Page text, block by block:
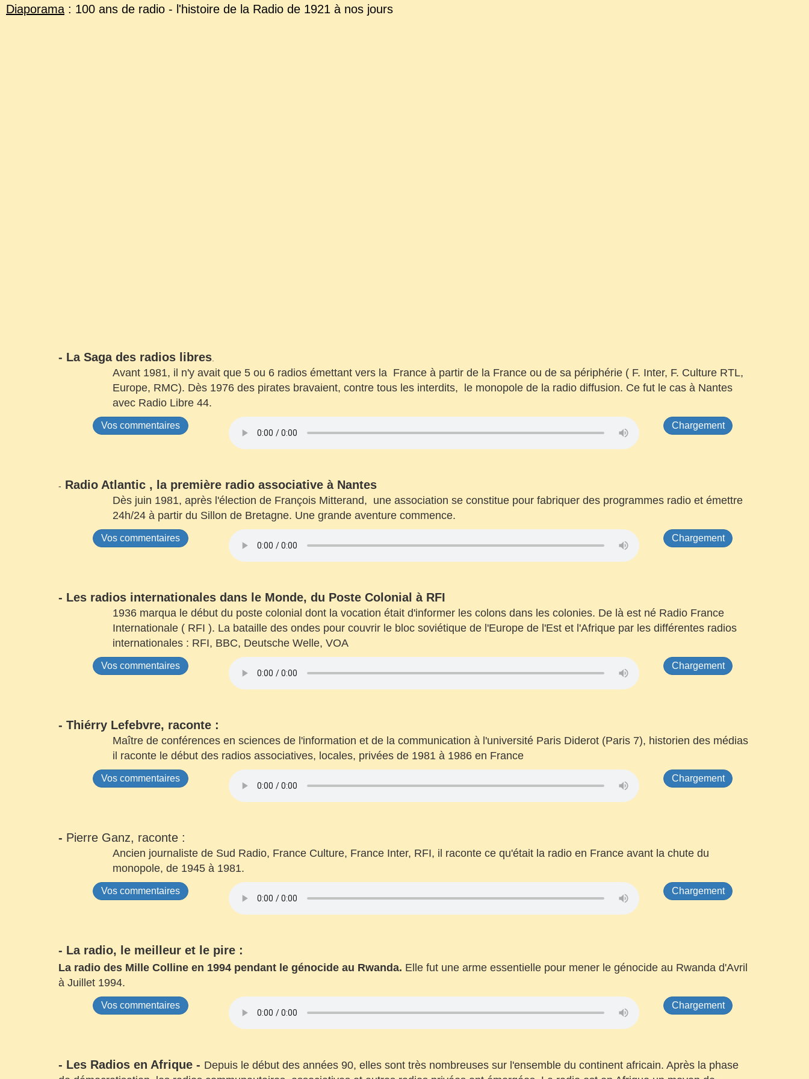
Diaporama : 100 ans de radio - l'histoire de la Radio de 1921 à nos jours
- La Saga des radios libres
Avant 1981, il n'y avait que 5 ou 6 radios émettant vers la France à partir de la France ou de sa périphérie ( F. Inter, F. Culture RTL,
Europe, RMC). Dès 1976 des pirates bravaient, contre tous les interdits, le monopole de la radio diffusion. Ce fut le cas à Nantes
avec Radio Libre 44.
Vos commentaires Chargement
- Radio Atlantic , la première radio associative à Nantes
Dès juin 1981, après l'élection de François Mitterand, une association se constitue pour fabriquer des programmes radio et émettre
24h/24 à partir du Sillon de Bretagne. Une grande aventure commence.
Vos commentaires Chargement
- Les radios internationales dans le Monde, du Poste Colonial à RFI
1936 marqua le début du poste colonial dont la vocation était d'informer les colons dans les colonies. De là est né Radio France
Internationale ( RFI ). La bataille des ondes pour couvrir le bloc soviétique de l'Europe de l'Est et l'Afrique par les différentes radios
internationales : RFI, BBC, Deutsche Welle, VOA
Vos commentaires Chargement
- Thiérry Lefebvre, raconte :
Maître de conférences en sciences de l'information et de la communication à l'université Paris Diderot (Paris 7), historien des médias
il raconte le début des radios associatives, locales, privées de 1981 à 1986 en France
Vos commentaires Chargement
- Pierre Ganz, raconte :
Ancien journaliste de Sud Radio, France Culture, France Inter, RFI, il raconte ce qu'était la radio en France avant la chute du
monopole, de 1945 à 1981.
Vos commentaires Chargement
- La radio, le meilleur et le pire :
La radio des Mille Colline en 1994 pendant le génocide au Rwanda. Elle fut une arme essentielle pour mener le génocide au Rwanda d'Avril
à Juillet 1994.
Vos commentaires Chargement
- Les Radios en Afrique - Depuis le début des années 90, elles sont très nombreuses sur l'ensemble du continent africain. Après la phase